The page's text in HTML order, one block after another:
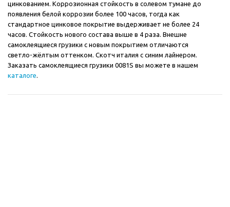
цинкованием. Коррозионная стойкость в солевом тумане до
появления белой коррозии более 100 часов, тогда как
стандартное цинковое покрытие выдерживает не более 24
часов. Стойкость нового состава выше в 4 раза. Внешне
самоклеящиеся грузики с новым покрытием отличаются
светло-жёлтым оттенком. Скотч италия с синим лайнером.
Заказать самоклеящиеся грузики 0081S вы можете в нашем
каталоге.